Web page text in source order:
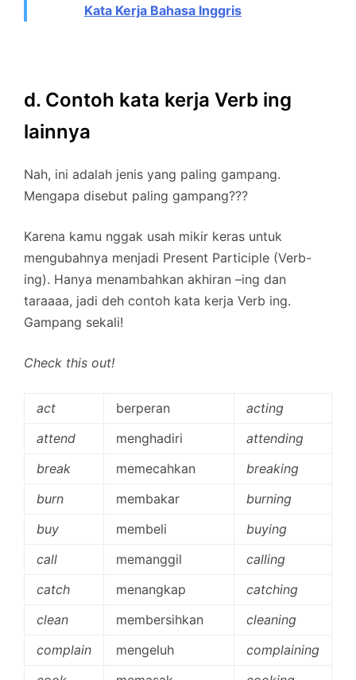
Kata Kerja Bahasa Inggris
d. Contoh kata kerja Verb ing
lainnya
Nah, ini adalah jenis yang paling gampang.
Mengapa disebut paling gampang???
Karena kamu nggak usah mikir keras untuk
mengubahnya menjadi Present Participle (Verb-
ing). Hanya menambahkan akhiran –ing dan
taraaaa, jadi deh contoh kata kerja Verb ing.
Gampang sekali!
Check this out!
act berperan
acting
attend
menghadiri
attending
break
memecahkan
breaking
burn
membakar
burning
buy
membeli
buying
call
memanggil
calling
catch
menangkap
catching
clean
membersihkan
cleaning
complain
mengeluh
complaining